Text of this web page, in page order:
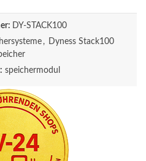
DY-STACK100
,
Dyness Stack100
speichermodul